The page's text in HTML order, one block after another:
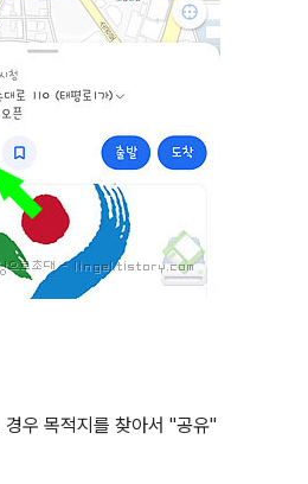
우 목적지를 찾아서 "공유"